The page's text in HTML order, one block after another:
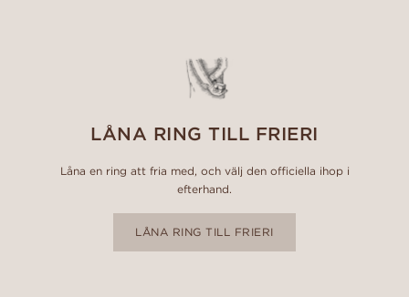
LÅNA RING TILL FRIERI
Låna en ring att fria med, och välj den officiella ihop i
efterhand.
LÅNA RING TILL FRIERI